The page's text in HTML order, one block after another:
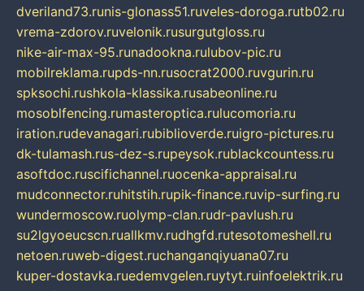
dveriland73.runis-glonass51.ruveles-doroga.rutb02.ru
vrema-zdorov.ruvelonik.rusurgutgloss.ru
nike-air-max-95.runadookna.rulubov-pic.ru
mobilreklama.rupds-nn.rusocrat2000.ruvgurin.ru
spksochi.rushkola-klassika.rusabeonline.ru
mosoblfencing.rumasteroptica.rulucomoria.ru
iration.rudevanagari.rubiblioverde.ruigro-pictures.ru
dk-tulamash.rus-dez-s.rupeysok.rublackcountess.ru
asoftdoc.ruscifichannel.ruocenka-appraisal.ru
mudconnector.ruhitstih.rupik-finance.ruvip-surfing.ru
wundermoscow.ruolymp-clan.rudr-pavlush.ru
su2lgyoeucscn.ruallkmv.rudhgfd.rutesotomeshell.ru
netoen.ruweb-digest.ruchanganqiyuana07.ru
kuper-dostavka.ruedemvgelen.ruytyt.ruinfoelektrik.ru